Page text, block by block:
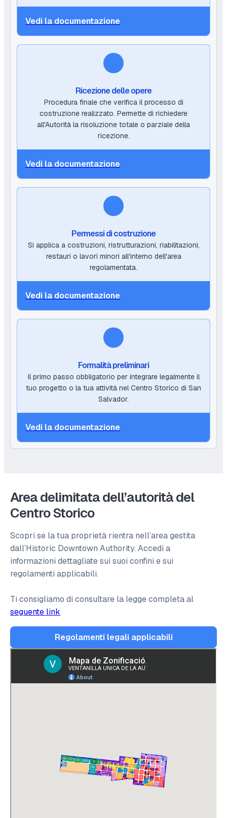
Vedi la documentazione
Ricezione delle opere
Procedura finale che verifica il processo di
costruzione realizzato. Permette di richiedere
all'Autorità la risoluzione totale o parziale della
ricezione.
Vedi la documentazione
Permessi di costruzione
Si applica a costruzioni, ristrutturazioni, riabilitazioni,
restauri o lavori minori all'interno dell'area
regolamentata.
Vedi la documentazione
Formalità preliminari
Il primo passo obbligatorio per integrare legalmente il
tuo progetto o la tua attività nel Centro Storico di San
Salvador.
Vedi la documentazione
Area delimitata dell’autorità del
Centro Storico
Scopri se la tua proprietà rientra nell’area gestita
dall’Historic Downtown Authority. Accedi a
informazioni dettagliate sui suoi confini e sui
regolamenti applicabili.
Ti consigliamo di consultare la legge completa al
seguente link
Regolamenti legali applicabili